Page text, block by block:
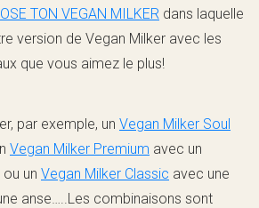
TON VEGAN MILKER dans laquelle
version de Vegan Milker avec les
que vous aimez le plus!
par exemple, un Vegan Milker Soul
Vegan Milker Premium avec un
un Vegan Milker Classic avec une
anse…..Les combinaisons sont